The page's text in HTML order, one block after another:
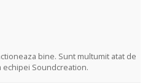
bine. Sunt multumit atat de
echipei Soundcreation.